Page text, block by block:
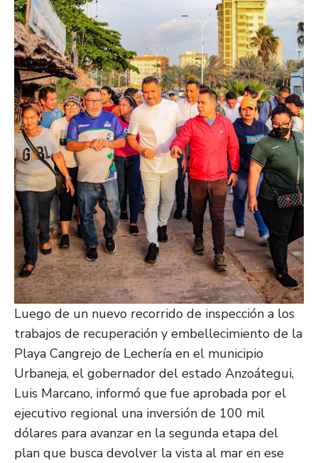
Luego de un nuevo recorrido de inspección a los
trabajos de recuperación y embellecimiento de la
Playa Cangrejo de Lechería en el municipio
Urbaneja, el gobernador del estado Anzoátegui,
Luis Marcano, informó que fue aprobada por el
ejecutivo regional una inversión de 100 mil
dólares para avanzar en la segunda etapa del
plan que busca devolver la vista al mar en ese